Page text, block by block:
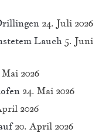
24. Juli 2026
Lauch 5. Juni
Mai 2026
24. Mai 2026
2026
20. April 2026